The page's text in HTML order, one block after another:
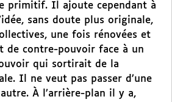
primitif. Il ajoute cependant à
sans doute plus originale,
une fois rénovées et
de contre-pouvoir face à un
qui sortirait de la
Il ne veut pas passer d’une
À l’arrière-plan il y a,